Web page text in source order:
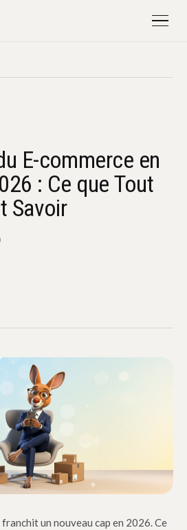
E-commerce en
: Ce que Tout
Savoir
un nouveau cap en 2026. Ce